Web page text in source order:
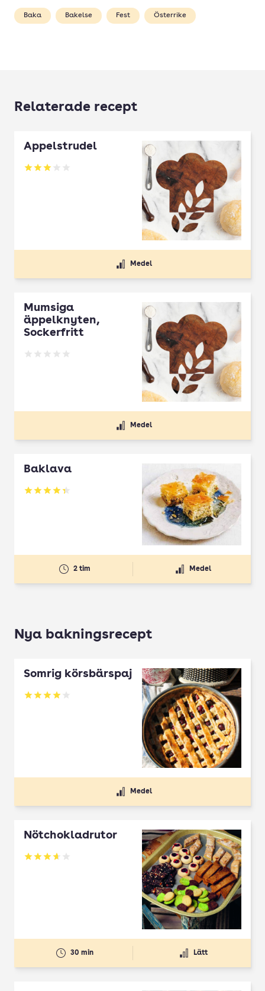
Baka Bakelse Fest Österrike
Relaterade recept
Äppelstrudel
Betyg: 3 av 5
Medel
Mumsiga
äppelknyten,
Sockerfritt
Betyg: 0 av 5
Medel
Baklava
Betyg: 4.33 av 5
2 tim Medel
Nya bakningsrecept
Somrig körsbärspaj
Betyg: 4 av 5
Medel
Nötchokladrutor
Betyg: 3.65 av 5
30 min Lätt